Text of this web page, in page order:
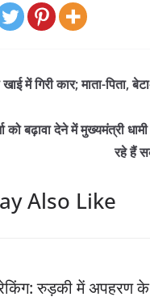
में गिरी कार; माता-पिता,
को बढ़ावा देने में मुख्यमंत्री
रहे हैं
Also Like
रुड़की में अपहरण के